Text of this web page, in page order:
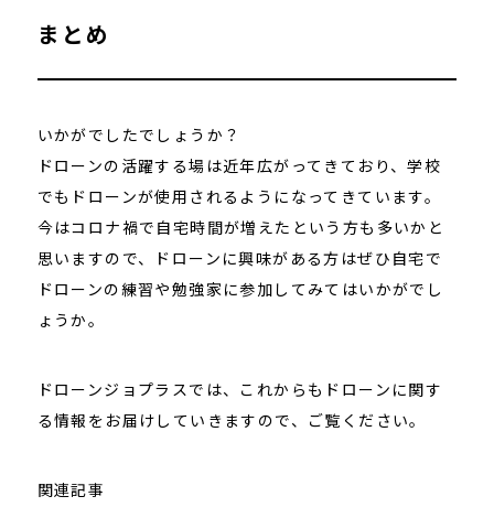
まとめ
いかがでしたでしょうか？
ドローンの活躍する場は近年広がってきており、学校
でもドローンが使用されるようになってきています。
今はコロナ禍で自宅時間が増えたという方も多いかと
思いますので、ドローンに興味がある方はぜひ自宅で
ドローンの練習や勉強家に参加してみてはいかがでし
ょうか。
ドローンジョプラスでは、これからもドローンに関す
る情報をお届けしていきますので、ご覧ください。
関連記事